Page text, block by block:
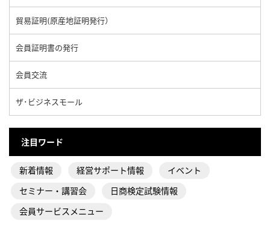
貿易証明(原産地証明発行）
会員証明書の発行
会員交流
ザ･ビジネスモール
注目ワード
新着情報 経営サポート情報
イベント
セミナー・講習会
日商検定試験情報
会員サービスメニュー